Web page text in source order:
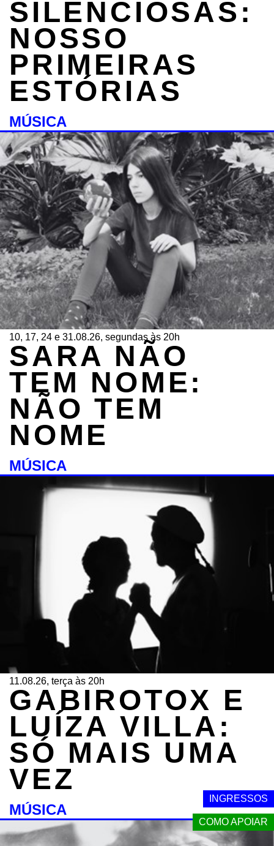
INGRESSOS
COMO APOIAR
SILENCIOSAS:
NOSSO
PRIMEIRAS
ESTÓRIAS
MÚSICA
10, 17, 24 e 31.08.26, segundas às 20h
SARA NÃO
TEM NOME:
NÃO TEM
NOME
MÚSICA
11.08.26, terça às 20h
GABIROTOX E
LUÍZA VILLA:
SÓ MAIS UMA
VEZ
MÚSICA